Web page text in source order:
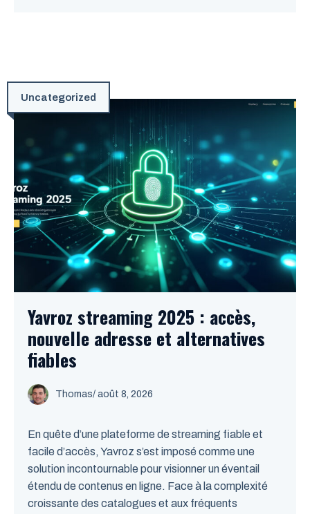
Uncategorized
Yavroz streaming 2025 : accès,
nouvelle adresse et alternatives
fiables
Thomas/ août 8, 2026
En quête d’une plateforme de streaming fiable et
facile d’accès, Yavroz s’est imposé comme une
solution incontournable pour visionner un éventail
étendu de contenus en ligne. Face à la complexité
croissante des catalogues et aux fréquents